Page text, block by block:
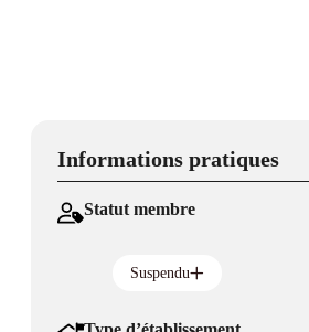
Informations pratiques
Statut membre
Suspendu